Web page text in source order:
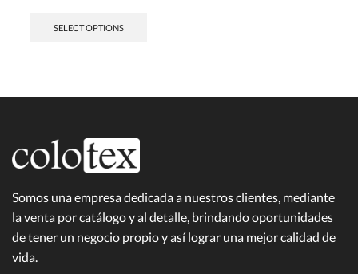
SELECT OPTIONS
Somos una empresa dedicada a nuestros clientes, mediante
la venta por catálogo y al detalle, brindando oportunidades
de tener un negocio propio y así lograr una mejor calidad de
vida.